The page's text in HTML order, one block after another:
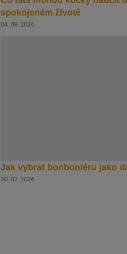
spokojeném životě
04. 08. 2026
Jak vybrat bonboniéru jako
30. 07. 2026